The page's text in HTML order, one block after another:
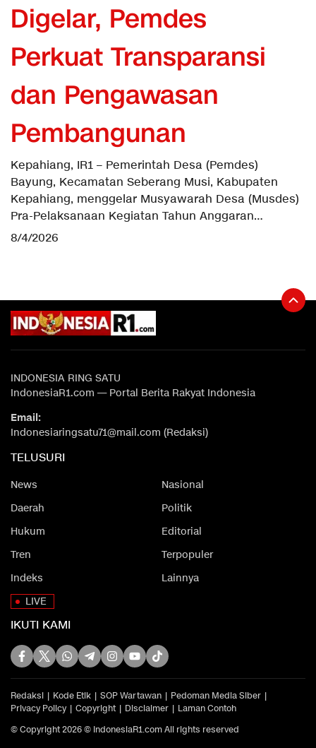
Digelar, Pemdes
Perkuat Transparansi
dan Pengawasan
Pembangunan
Kepahiang, IR1 – Pemerintah Desa (Pemdes)
Bayung, Kecamatan Seberang Musi, Kabupaten
Kepahiang, menggelar Musyawarah Desa (Musdes)
Pra-Pelaksanaan Kegiatan Tahun Anggaran…
8/4/2026
INDONESIA RING SATU
IndonesiaR1.com — Portal Berita Rakyat Indonesia
Email:
Indonesiaringsatu71@mail.com (Redaksi)
TELUSURI
News
Nasional
Daerah
Politik
Hukum
Editorial
Tren
Terpopuler
Indeks
Lainnya
LIVE
IKUTI KAMI
Redaksi Kode Etik SOP Wartawan
Pedoman Media Siber
Privacy Policy
Copyright Disclaimer
Laman Contoh
© Copyright 2026 © IndonesiaR1.com All rights reserved